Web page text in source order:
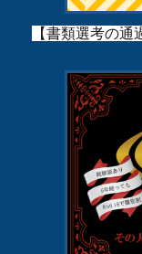
【書類選考の